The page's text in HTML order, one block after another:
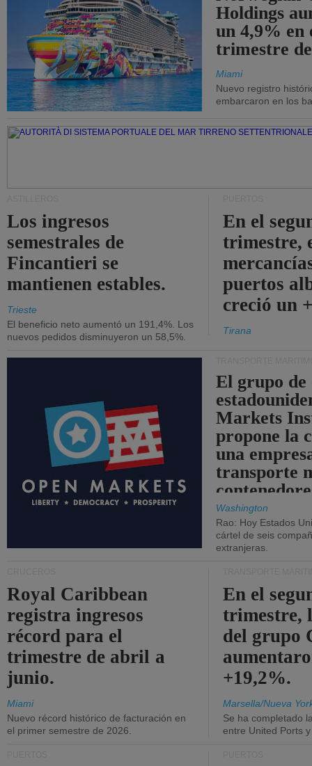
Holdings
un 4,9% en
trimestre
Miami
Nuevo registro
embarcaron en los
Los ingresos
semestrales de
Fincantieri se
mantienen estables.
Trieste
El beneficio neto aumentó un 191,4%. Los
nuevos pedidos disminuyeron un 58,5%.
En el
trimestre,
puertos
creció un
Tirana
El grupo de
Markets
propone la
una
transporte
Washington
Rao: Hoy Estados
cártel de seis
extranjeras.
Royal Caribbean
registra ingresos
récord para el
trimestre de abril a
junio.
Miami
Nuevo récord histórico de facturación en
el primer semestre de 2026.
En el
trimestre,
del grupo
+19,2%.
Marsella/Nueva
Se ha completado
entre United Ports